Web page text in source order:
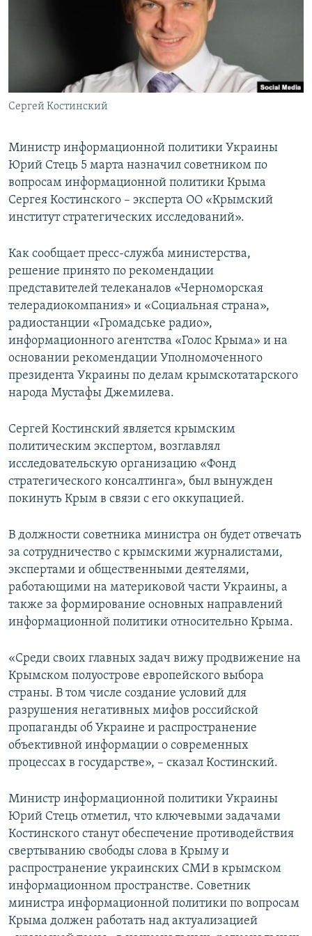
ПОБЕДИТЕЛЕЙ НЕ СУДЯТ?
УКРАИНСКАЯ ПРОБЛЕМА КРЫМА
Все сайты RFE/RL
Сергей Костинский
Министр информационной политики Украины
Юрий Стець 5 марта назначил советником по
вопросам информационной политики Крыма
Сергея Костинского – эксперта ОО «Крымский
институт стратегических исследований».
Как сообщает пресс-служба министерства,
решение принято по рекомендации
представителей телеканалов «Черноморская
телерадиокомпания» и «Социальная страна»,
радиостанции «Громадське радио»,
информационного агентства «Голос Крыма» и на
основании рекомендации Уполномоченного
президента Украины по делам крымскотатарского
народа Мустафы Джемилева.
Сергей Костинский является крымским
политическим экспертом, возглавлял
исследовательскую организацию «Фонд
стратегического консалтинга», был вынужден
покинуть Крым в связи с его оккупацией.
В должности советника министра он будет отвечать
за сотрудничество с крымскими журналистами,
экспертами и общественными деятелями,
работающими на материковой части Украины, а
также за формирование основных направлений
информационной политики относительно Крыма.
«Среди своих главных задач вижу продвижение на
Крымском полуострове европейского выбора
страны. В том числе создание условий для
разрушения негативных мифов российской
пропаганды об Украине и распространение
объективной информации о современных
процессах в государстве», – сказал Костинский.
Министр информационной политики Украины
Юрий Стець отметил, что ключевыми задачами
Костинского станут обеспечение противодействия
свертыванию свободы слова в Крыму и
распространение украинских СМИ в крымском
информационном пространстве. Советник
министра информационной политики по вопросам
Крыма должен работать над актуализацией